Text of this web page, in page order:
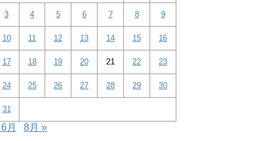
3 4 5 6 7 8 9
10 11 12 13 14 15 16
17 18 19 20 21 22 23
24 25 26 27 28 29 30
31
月 8月 »